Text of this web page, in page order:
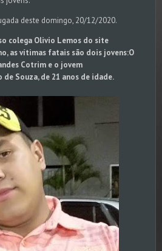
deste domingo, 20/12/2020.
colega Olivio Lemos do site
as vítimas fatais são dois jovens:O
Cotrim e o jovem
Souza, de 21 anos de idade.